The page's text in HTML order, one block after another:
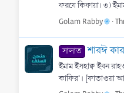
ফরযে কিফায়া। ৩)
Golam Rabby
সালাত শারঈ
ইমাম ইসহাক্ব ইবন
কাফির’।